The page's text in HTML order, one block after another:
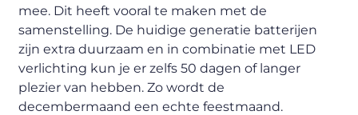
mee. Dit heeft vooral te maken met de
samenstelling. De huidige generatie batterijen
zijn extra duurzaam en in combinatie met LED
verlichting kun je er zelfs 50 dagen of langer
plezier van hebben. Zo wordt de
decembermaand een echte feestmaand.